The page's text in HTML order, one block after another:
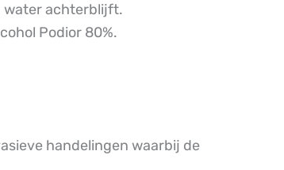
water achterblijft.
Podior 80%.
handelingen waarbij de